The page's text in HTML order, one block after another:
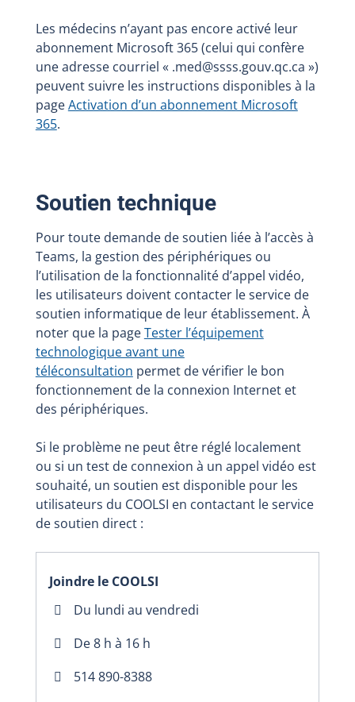
Les médecins n’ayant pas encore activé leur
abonnement Microsoft 365 (celui qui confère
une adresse courriel « .med@ssss.gouv.qc.ca »)
peuvent suivre les instructions disponibles à la
pageActivation d’un abonnement Microsoft
365.
Soutien technique
Pour toute demande de soutien liée à l’accès à
Teams, la gestion des périphériques ou
l’utilisation de la fonctionnalité d’appel vidéo,
les utilisateurs doivent contacter le service de
soutien informatique de leur établissement. À
noter que la pageTester l’équipement
technologique avant une
téléconsultation permet de vérifier le bon
fonctionnement de la connexion Internet et
des périphériques.
Si le problème ne peut être réglé localement
ou si un test de connexion à un appel vidéo est
souhaité, un soutien est disponible pour les
utilisateurs du COOLSI en contactant le service
de soutien direct :
Joindre le COOLSI
Du lundi au vendredi
De 8 h à 16 h
514 890-8388